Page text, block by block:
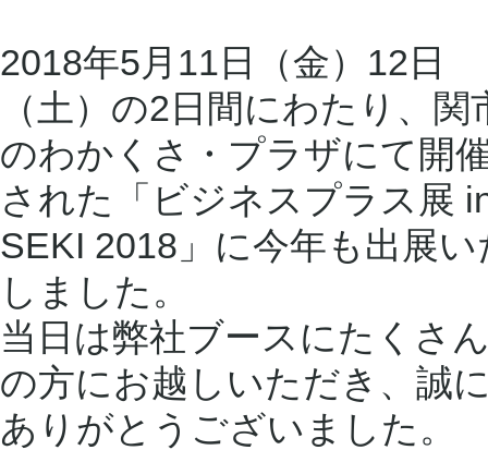
2018年5月11日（金）12日
（土）の2日間にわたり、関
のわかくさ・プラザにて開
された「ビジネスプラス展
SEKI 2018」に今年も出展い
しました。
当日は弊社ブースにたくさ
の方にお越しいただき、誠
ありがとうございました。